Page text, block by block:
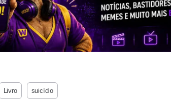
Livro suicídio